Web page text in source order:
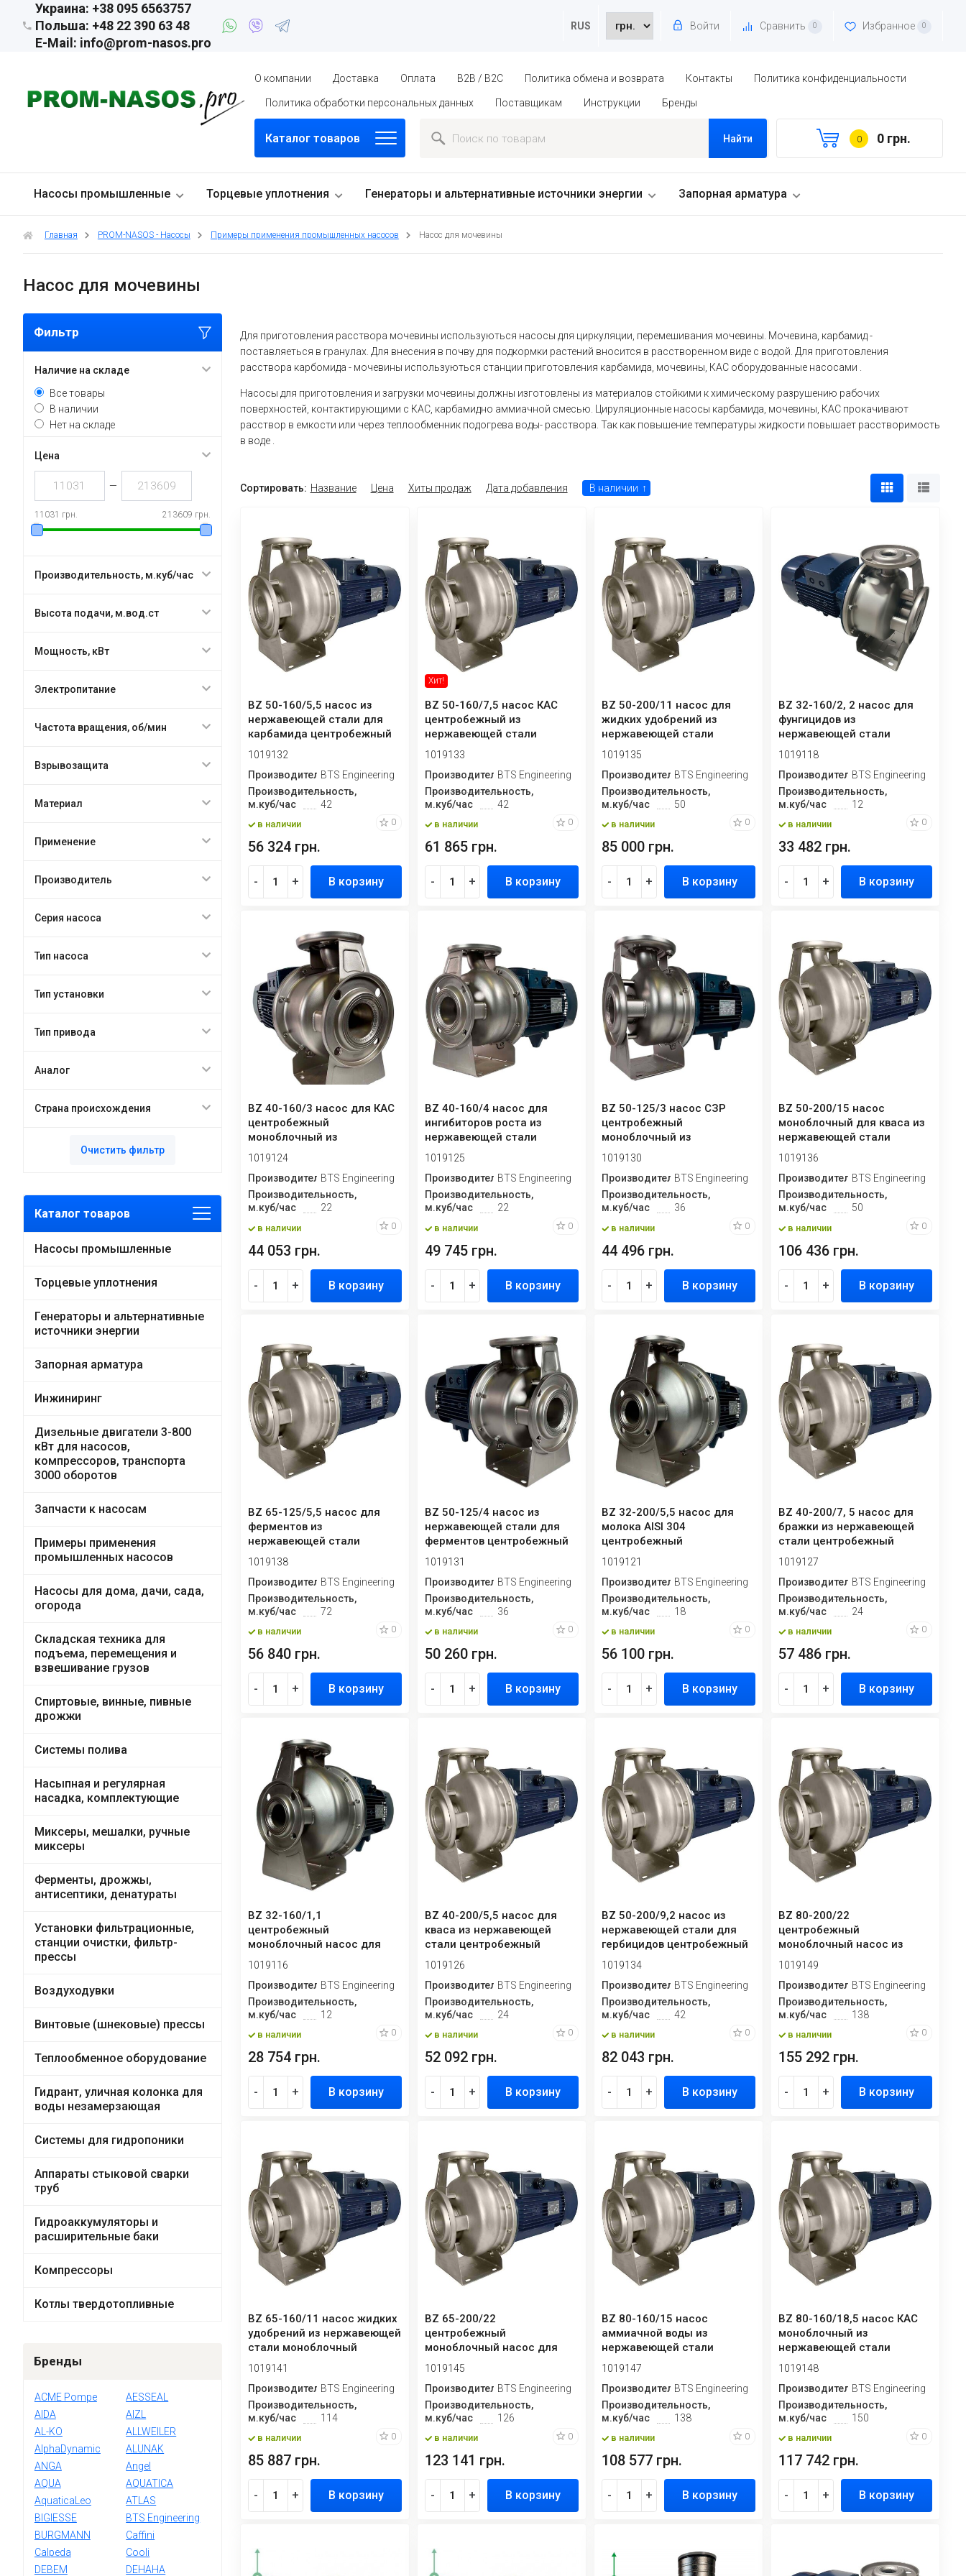
Украина: +38 095 6563757
Польша: +48 22 390 63 48
E-Mail: info@prom-nasos.pro
RUS Войти Сравнить 0 Избранное 0
О компании Доставка Оплата B2B / B2C Политика обмена и возврата Контакты Политика конфиденциальности
Политика обработки персональных данных Поставщикам Инструкции Бренды
Каталог товаров Найти 0 0 грн.
Насосы промышленные Торцевые уплотнения Генераторы и альтернативные источники энергии Запорная арматура
Главная PROM-NASOS - Насосы Примеры применения промышленных насосов Насос для мочевины
Насос для мочевины
Фильтр
Наличие на складе
Все товары
В наличии
Нет на складе
Цена
—
11031 грн. 213609 грн.
Производительность, м.куб/час
Высота подачи, м.вод.ст
Мощность, кВт
Электропитание
Частота вращения, об/мин
Взрывозащита
Материал
Применение
Производитель
Серия насоса
Тип насоса
Тип установки
Тип привода
Аналог
Страна происхождения
Очистить фильтр
Каталог товаров
Насосы промышленные
Торцевые уплотнения
Генераторы и альтернативные
источники энергии
Запорная арматура
Инжиниринг
Дизельные двигатели 3-800
кВт для насосов,
компрессоров, транспорта
3000 оборотов
Запчасти к насосам
Примеры применения
промышленных насосов
Насосы для дома, дачи, сада,
огорода
Складская техника для
подъема, перемещения и
взвешивание грузов
Спиртовые, винные, пивные
дрожжи
Системы полива
Насыпная и регулярная
насадка, комплектующие
Миксеры, мешалки, ручные
миксеры
Ферменты, дрожжы,
антисептики, денатураты
Установки фильтрационные,
станции очистки, фильтр-
прессы
Воздуходувки
Винтовые (шнековые) прессы
Теплообменное оборудование
Гидрант, уличная колонка для
воды незамерзающая
Системы для гидропоники
Аппараты стыковой сварки
труб
Гидроаккумуляторы и
расширительные баки
Компрессоры
Котлы твердотопливные
Бренды
ACME Pompe
AESSEAL
AIDA
AIZL
AL-KO
ALLWEILER
AlphaDynamic
ALUNAK
ANGA
Angel
AQUA
AQUATICA
AquaticaLeo
ATLAS
BIGIESSE
BTS Engineering
BURGMANN
Caffini
Calpeda
Cooli
DEBEM
DEHAHA
Для приготовления расствора мочевины используються насосы для циркуляции, перемешивания мочевины. Мочевина, карбамид -
поставляеться в гранулах. Для внесения в почву для подкормки растений вносится в расстворенном виде с водой. Для приготовления
расствора карбомида - мочевины используються станции приготовления карбамида, мочевины, КАС оборудованные насосами .
Насосы для приготовления и загрузки мочевины должны изготовлены из материалов стойкими к химическому разрушению рабочих
поверхностей, контактирующими с КАС, карбамидно аммиачной смесью. Цируляционные насосы карбамида, мочевины, КАС прокачивают
расствор в емкости или через теплообменник подогрева воды- расствора. Так как повышение температуры жидкости повышает расстворимость
в воде .
Сортировать: Название Цена Хиты продаж Дата добавления В наличии ↑
BZ 50-160/5,5 насос из
нержавеющей стали для
карбамида центробежный
моноблочный
1019132
ПроизводительBTS Engineering
Производительность,
м.куб/час
42
в наличии 0
56 324 грн.
- + В корзину
Хит!
BZ 50-160/7,5 насос КАС
центробежный из
нержавеющей стали
1019133
ПроизводительBTS Engineering
Производительность,
м.куб/час
42
в наличии 0
61 865 грн.
- + В корзину
BZ 50-200/11 насос для
жидких удобрений из
нержавеющей стали
центробежный мон...
1019135
ПроизводительBTS Engineering
Производительность,
м.куб/час
50
в наличии 0
85 000 грн.
- + В корзину
BZ 32-160/2, 2 насос для
фунгицидов из
нержавеющей стали
центробежный монобло...
1019118
ПроизводительBTS Engineering
Производительность,
м.куб/час
12
в наличии 0
33 482 грн.
- + В корзину
BZ 40-160/3 насос для КАС
центробежный
моноблочный из
нержавеющей стали
1019124
ПроизводительBTS Engineering
Производительность,
м.куб/час
22
в наличии 0
44 053 грн.
- + В корзину
BZ 40-160/4 насос для
ингибиторов роста из
нержавеющей стали
центробежный мон...
1019125
ПроизводительBTS Engineering
Производительность,
м.куб/час
22
в наличии 0
49 745 грн.
- + В корзину
BZ 50-125/3 насос СЗР
центробежный
моноблочный из
нержавеющей стали
1019130
ПроизводительBTS Engineering
Производительность,
м.куб/час
36
в наличии 0
44 496 грн.
- + В корзину
BZ 50-200/15 насос
моноблочный для кваса из
нержавеющей стали
1019136
ПроизводительBTS Engineering
Производительность,
м.куб/час
50
в наличии 0
106 436 грн.
- + В корзину
BZ 65-125/5,5 насос для
ферментов из
нержавеющей стали
центробежный
моноблочный
1019138
ПроизводительBTS Engineering
Производительность,
м.куб/час
72
в наличии 0
56 840 грн.
- + В корзину
BZ 50-125/4 насос из
нержавеющей стали для
ферментов центробежный
моноблочный
1019131
ПроизводительBTS Engineering
Производительность,
м.куб/час
36
в наличии 0
50 260 грн.
- + В корзину
BZ 32-200/5,5 насос для
молока AISI 304
центробежный
моноблочный
1019121
ПроизводительBTS Engineering
Производительность,
м.куб/час
18
в наличии 0
56 100 грн.
- + В корзину
BZ 40-200/7, 5 насос для
бражки из нержавеющей
стали центробежный
моноблочный
1019127
ПроизводительBTS Engineering
Производительность,
м.куб/час
24
в наличии 0
57 486 грн.
- + В корзину
BZ 32-160/1,1
центробежный
моноблочный насос для
карбамида из
нержавеющей стали
1019116
ПроизводительBTS Engineering
Производительность,
м.куб/час
12
в наличии 0
28 754 грн.
- + В корзину
BZ 40-200/5,5 насос для
кваса из нержавеющей
стали центробежный
моноблочный
1019126
ПроизводительBTS Engineering
Производительность,
м.куб/час
24
в наличии 0
52 092 грн.
- + В корзину
BZ 50-200/9,2 насос из
нержавеющей стали для
гербицидов центробежный
моноблочный
1019134
ПроизводительBTS Engineering
Производительность,
м.куб/час
42
в наличии 0
82 043 грн.
- + В корзину
BZ 80-200/22
центробежный
моноблочный насос из
нержавеющей стали для
фунгицидов
1019149
ПроизводительBTS Engineering
Производительность,
м.куб/час
138
в наличии 0
155 292 грн.
- + В корзину
BZ 65-160/11 насос жидких
удобрений из нержавеющей
стали моноблочный
1019141
ПроизводительBTS Engineering
Производительность,
м.куб/час
114
в наличии 0
85 887 грн.
- + В корзину
BZ 65-200/22
центробежный
моноблочный насос для
соляных растворов из
нержавею...
1019145
ПроизводительBTS Engineering
Производительность,
м.куб/час
126
в наличии 0
123 141 грн.
- + В корзину
BZ 80-160/15 насос
аммиачной воды из
нержавеющей стали
центробежный
моноблочный
1019147
ПроизводительBTS Engineering
Производительность,
м.куб/час
138
в наличии 0
108 577 грн.
- + В корзину
BZ 80-160/18,5 насос КАС
моноблочный из
нержавеющей стали
1019148
ПроизводительBTS Engineering
Производительность,
м.куб/час
150
в наличии 0
117 742 грн.
- + В корзину